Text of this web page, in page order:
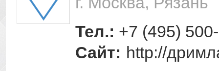
Тел.: +7 (495)
Сайт: http://